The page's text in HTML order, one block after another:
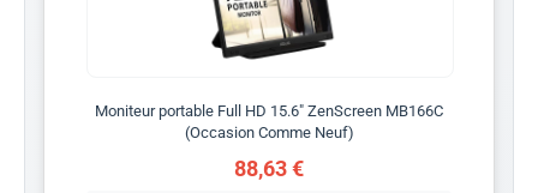
Moniteur portable Full HD 15.6" ZenScreen MB166C
(Occasion Comme Neuf)
88,63 €